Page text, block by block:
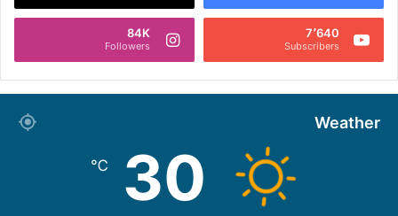
7٬640
Subscribers
84K
Followers
Weather
30
℃